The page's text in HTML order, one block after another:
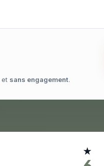
et sans engagement.
★